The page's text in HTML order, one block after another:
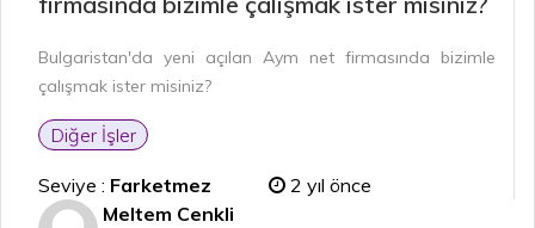
Bulgaristan'da yeni açılan Aym net firmasında bizimle
çalışmak ister misiniz?
Diğer İşler
Seviye : Farketmez
2 yıl önce
Meltem Cenkli